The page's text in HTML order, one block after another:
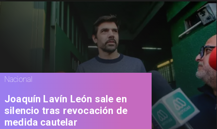
Nacional
Joaquín Lavín León sale en
silencio tras revocación de
medida cautelar